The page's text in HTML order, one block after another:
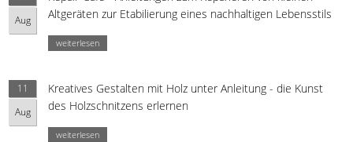
Aug
Altgeräten zur Etabilierung eines nachhaltigen Lebensstils
weiterlesen
11
Aug
Kreatives Gestalten mit Holz unter Anleitung - die Kunst
des Holzschnitzens erlernen
weiterlesen